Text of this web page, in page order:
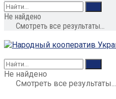
Не найдено
Смотреть все результаты...
Не найдено
Смотреть все результаты...